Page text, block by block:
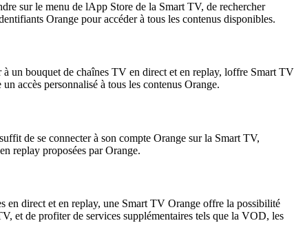
sur le menu de lApp Store de la Smart TV, de rechercher
Orange pour accéder à tous les contenus disponibles.
un bouquet de chaînes TV en direct et en replay, loffre Smart TV
accès personnalisé à tous les contenus Orange.
de se connecter à son compte Orange sur la Smart TV,
replay proposées par Orange.
en direct et en replay, une Smart TV Orange offre la possibilité
et de profiter de services supplémentaires tels que la VOD, les